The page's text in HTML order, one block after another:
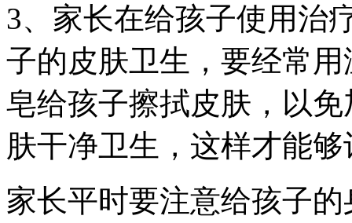
3、家长在给孩子使用治
子的皮肤卫生，要经常
皂给孩子擦拭皮肤，以
肤干净卫生，这样才能
家长平时要注意给孩子